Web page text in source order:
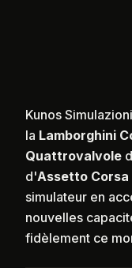
Kunos
la Lamborghini
Quattrovalvole
d'Assetto Corsa
simulateur en
nouvelles
fidèlement ce